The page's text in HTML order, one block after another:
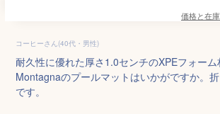
価格と在
コーヒーさん(40代・男性)
耐久性に優れた厚さ1.0センチのXPEフォー
Montagnaのプールマットはいかがですか。
です。